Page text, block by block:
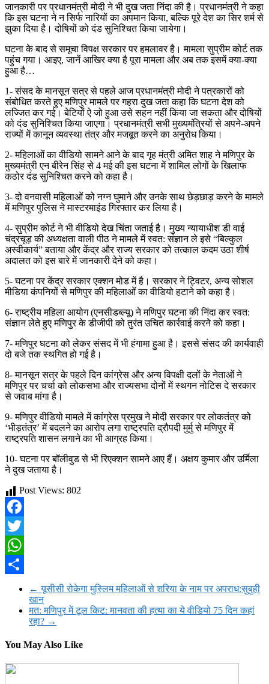
जानकारी पर प्रधानमंत्री मोदी ने भी दुख जता निंदा की है। प्रधानमंत्री ने कहा
कि इस घटना ने न सिर्फ नारियों का अपमान किया, बल्कि पूरे देश का सिर शर्म से
झुका दिया है। दोषियों को दंड सुनिश्चित किया जायेगा।
घटना के बाद से समूचा विपक्ष सरकार पर हमलावर है। मामला सुप्रीम कोर्ट तक
पहुंच गया। आइए, जानें आखिर क्या है पूरा मामला और अब तक इसमें क्या-क्या
हुआ है…
1- संसद के मानसून सत्र से पहले आज प्रधानमंत्री मोदी ने पत्रकारों को
संबोधित करते हुए मणिपुर मामले पर गहरा दुख जता कहा कि घटना देश को
लज्जित कर गई। बेटियों ऐ जो हुआ उसे सहन नहीं किया जा सकता और दोषियों
को दंड सुनिश्चित किया जाएगा। प्रधानमंत्री सभी मुख्यमंत्रियों से अपने-अपने
राज्यों में कानून व्यवस्था तंत्र और मजबूत करने का अनुरोध किया।
2- महिलाओं का वीडियो सामने आने के बाद गृह मंत्री अमित शाह ने मणिपुर के
मुख्यमंत्री एन बीरेन सिंह से 4 मई की इस घटना में शामिल लोगों के खिलाफ
कठोर दंड सुनिश्चित करने को कहा है।
3- दो वनवासी महिलाओं को नग्न घुमाने और उनके साथ छेड़छाड़ करने के मामले
में मणिपुर पुलिस ने मास्टरमाइंड गिरफ्तार कर लिया है।
4- सुप्रीम कोर्ट ने भी वीडियो देख चिंता जताई है। मुख्य न्यायाधीश डी वाई
चंद्रचूड़ की अध्यक्षता वाली पीठ ने मामले में स्वत: संज्ञान ले इसे “बिल्कुल
अस्वीकार्य” बताया और केंद्र और राज्य सरकार को तत्काल कदम उठा शीर्ष
अदालत को इस बारे में जानकारी देने को कहा।
5- घटना पर केंद्र सरकार एक्शन मोड में है। सरकार ने ट्विटर, अन्य सोशल
मीडिया कंपनियों से मणिपुर की महिलाओं का वीडियो हटाने को कहा है।
6- राष्ट्रीय महिला आयोग (एनसीडब्ल्यू) ने मणिपुर घटना की निंदा कर स्वत:
संज्ञान लेते हुए मणिपुर के डीजीपी को तुरंत उचित कार्रवाई करने को कहा।
7- मणिपुर घटना को लेकर संसद में भी हंगामा हुआ है। इससे संसद की कार्यवाही
दो बजे तक स्थगित हो गई है।
8- मानसून सत्र के पहले दिन कांग्रेस और अन्य विपक्षी दलों के नेताओं ने
मणिपुर पर चर्चा को लोकसभा और राज्यसभा दोनों में स्थगन नोटिस दे सरकार
से जवाब मांगा है।
9- मणिपुर वीडियो मामले में कांग्रेस प्रमुख ने मोदी सरकार पर लोकतंत्र को
‘भीड़तंत्र’ में बदलने का आरोप लगा राष्ट्रपति द्रौपदी मुर्मु से मणिपुर में
राष्ट्रपति शासन लगाने का भी आग्रह किया।
10- घटना पर बॉलीवुड से भी रिएक्शन सामने आए हैं। अक्षय कुमार और उर्मिला
ने दुख जताया है।
Post Views: 802
Facebook
Twitter
WhatsApp
← यूसीसी रोकेगा मुस्लिम महिलाओं से शरिया के नाम पर अपराध:सुबुही
खान
मत: मणिपुर में टूल किट: मानवता की हत्या का ये वीडियो 75 दिन कहां
रहा? →
You May Also Like